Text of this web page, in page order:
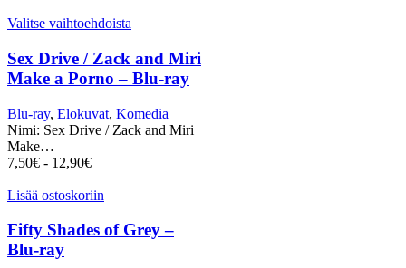
Valitse vaihtoehdoista
Sex Drive / Zack and Miri
Make a Porno – Blu-ray
Blu-ray, Elokuvat, Komedia
Nimi: Sex Drive / Zack and Miri
Make…
7,50€ - 12,90€
Lisää ostoskoriin
Fifty Shades of Grey –
Blu-ray